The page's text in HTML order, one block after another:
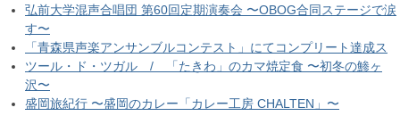
弘前大学混声合唱団 第60回定期演奏会 〜OBOG合同ステージで涙
す〜
「青森県声楽アンサンブルコンテスト」にてコンプリート達成ス
ツール・ド・ツガル / 「たきわ」のカマ焼定食 〜初冬の鯵ヶ
沢〜
盛岡旅紀行 〜盛岡のカレー「カレー工房 CHALTEN」〜